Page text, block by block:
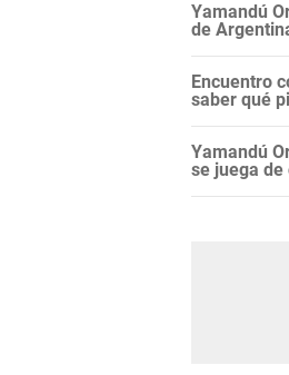
Yamandú
de
Encuentro
saber qué
Yamandú
se juega de